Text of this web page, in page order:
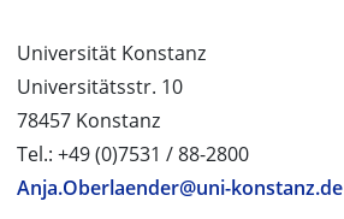
Universität Konstanz
Universitätsstr. 10
78457 Konstanz
Tel.: +49 (0)7531 / 88-2800
Anja.Oberlaender@uni-konstanz.de